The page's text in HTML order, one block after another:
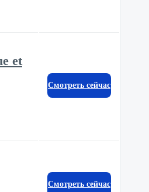
et
Смотреть сейчас
Смотреть сейчас